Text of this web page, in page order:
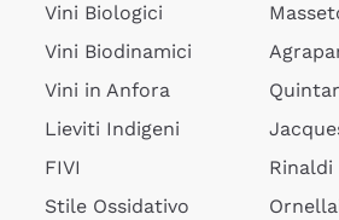
Vini Biologici
Vini Biodinamici
Vini in Anfora
Lieviti Indigeni
FIVI
Stile Ossidativo
Rinaldi